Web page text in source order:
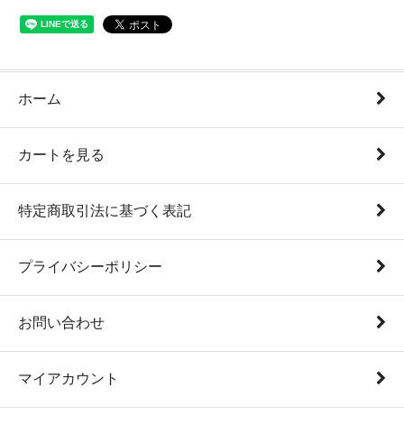
ホーム
カートを見る
特定商取引法に基づく表記
プライバシーポリシー
お問い合わせ
マイアカウント